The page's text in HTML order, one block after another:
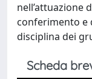
nell’attuazione
conferimento e
disciplina dei
Scheda